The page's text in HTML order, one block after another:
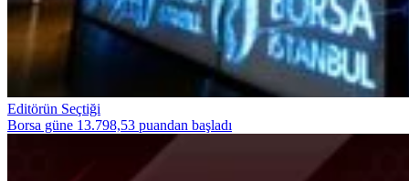
Editörün Seçtiği
Borsa güne 13.798,53 puandan başladı